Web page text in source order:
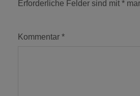
Erforderliche Felder sind mit *
Kommentar *